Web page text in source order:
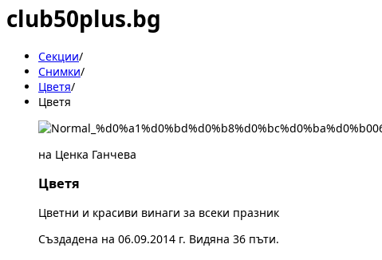
club50plus.bg
Секции/
Снимки/
Цветя/
Цветя
на Ценка Ганчева
Цветя
Цветни и красиви винаги за всеки празник
Създадена на 06.09.2014 г. Видяна 36 пъти.